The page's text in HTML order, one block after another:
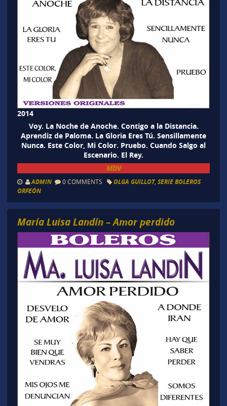
2014
Voy. La Noche de Anoche. Contigo a la Distancia.
Aprendiz de Paloma. La Gloria Eres Tú. Sensillamente
Nunca. Este Color, Mi Color. Pruebo. Cuando Salgo al
Escenario. El Rey.
MDV
ADMIN 0 COMMENTS OLGA GUILLOT, SERIE BOLEROS
ORFEÓN
María Luisa Landín – Amor perdido